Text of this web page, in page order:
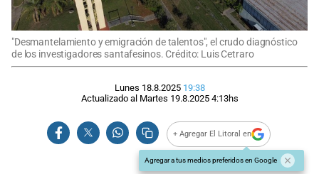
"Desmantelamiento y emigración de talentos", el crudo diagnóstico
de los investigadores santafesinos. Crédito: Luis Cetraro
Lunes 18.8.2025 19:38
Actualizado al Martes 19.8.2025 4:13hs
+ Agregar El Litoral en
Agregar a tus medios preferidos en Google